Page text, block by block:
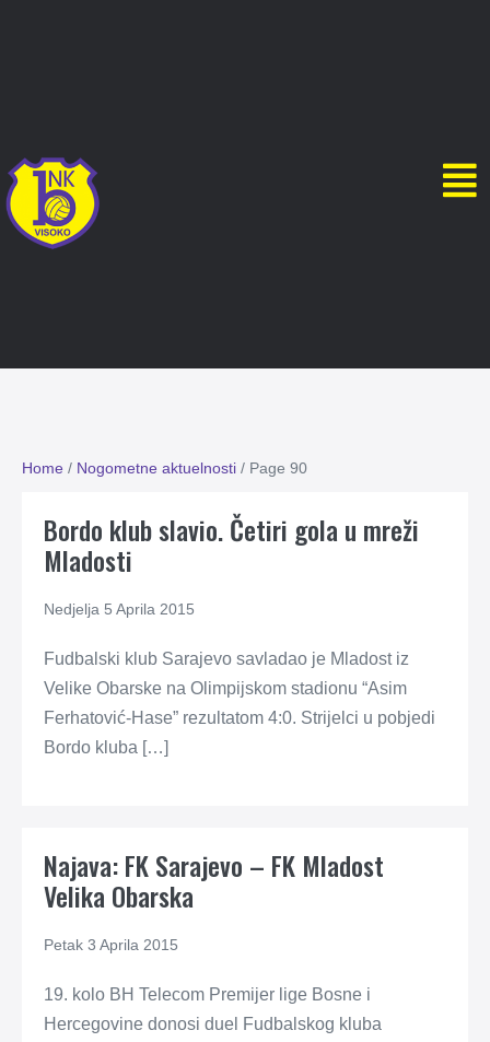
Home / Nogometne aktuelnosti / Page 90
Bordo klub slavio. Četiri gola u mreži
Mladosti
Nedjelja 5 Aprila 2015
Fudbalski klub Sarajevo savladao je Mladost iz
Velike Obarske na Olimpijskom stadionu “Asim
Ferhatović-Hase” rezultatom 4:0. Strijelci u pobjedi
Bordo kluba […]
Najava: FK Sarajevo – FK Mladost
Velika Obarska
Petak 3 Aprila 2015
19. kolo BH Telecom Premijer lige Bosne i
Hercegovine donosi duel Fudbalskog kluba